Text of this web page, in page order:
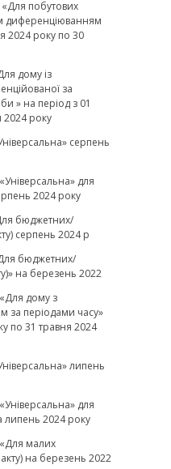
побутових
диференціюванням
2024 року по 30
дому із
за
» на період з 01
2024 року
серпень
для
2024 року
бюджетних/
серпень 2024 р
бюджетних/
на березень 2022
дому з
за періодами часу»
по 31 травня 2024
липень
для
липень 2024 року
малих
на березень 2022